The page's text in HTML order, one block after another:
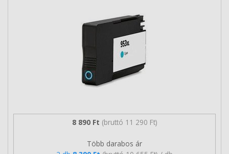
8 890 Ft (bruttó 11 290 Ft)
Több darabos ár